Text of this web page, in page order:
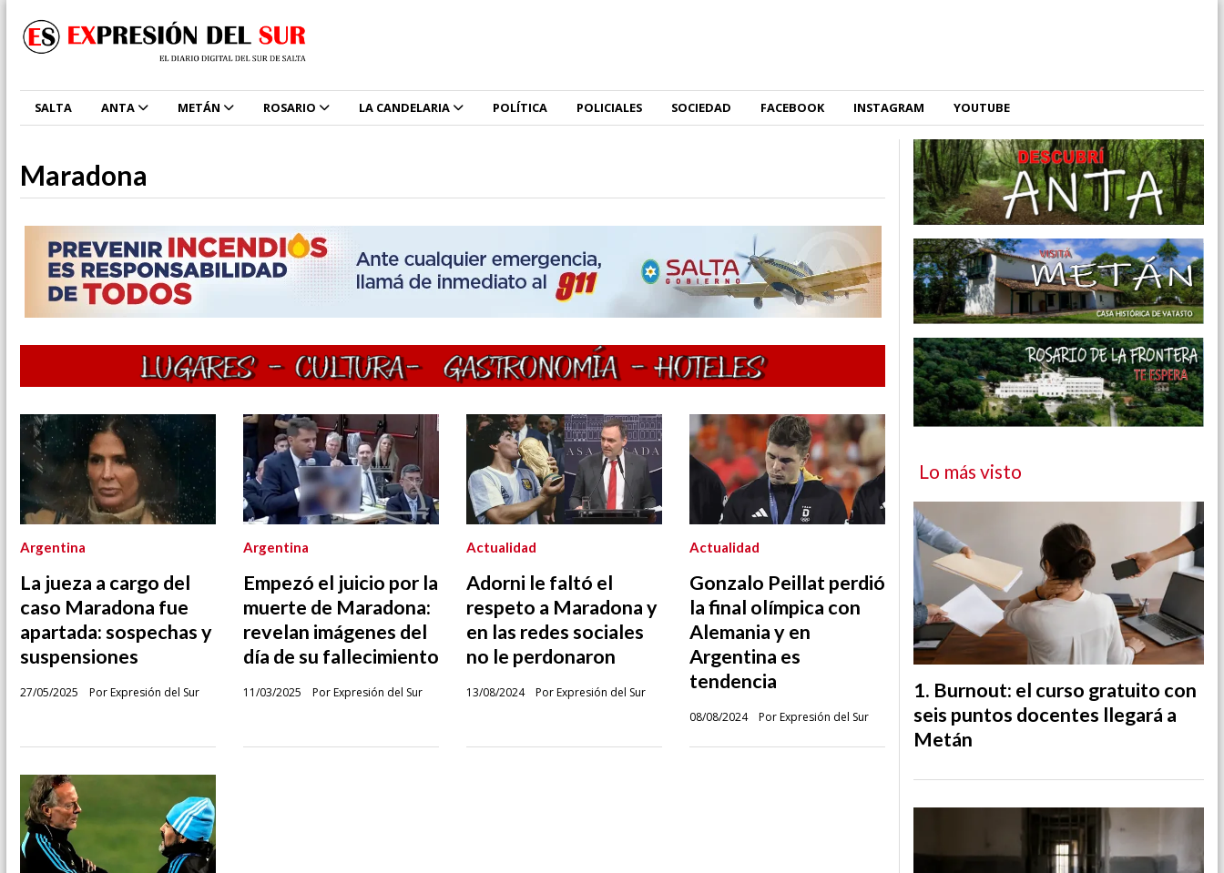
SALTA ANTA METÁN ROSARIO LA CANDELARIA POLÍTICA POLICIALES SOCIEDAD FACEBOOK INSTAGRAM YOUTUBE
Maradona
La jueza a cargo del
caso Maradona fue
apartada: sospechas y
suspensiones
Por Expresión del Sur
Argentina
27/05/2025
Empezó el juicio por la
muerte de Maradona:
revelan imágenes del
día de su fallecimiento
Por Expresión del Sur
Argentina
11/03/2025
Adorni le faltó el
respeto a Maradona y
en las redes sociales
no le perdonaron
Por Expresión del Sur
Actualidad
13/08/2024
Gonzalo Peillat perdió
la final olímpica con
Alemania y en
Argentina es
tendencia
Por Expresión del Sur
Actualidad
08/08/2024
Lo más visto
Burnout: el curso gratuito con
seis puntos docentes llegará a
Metán